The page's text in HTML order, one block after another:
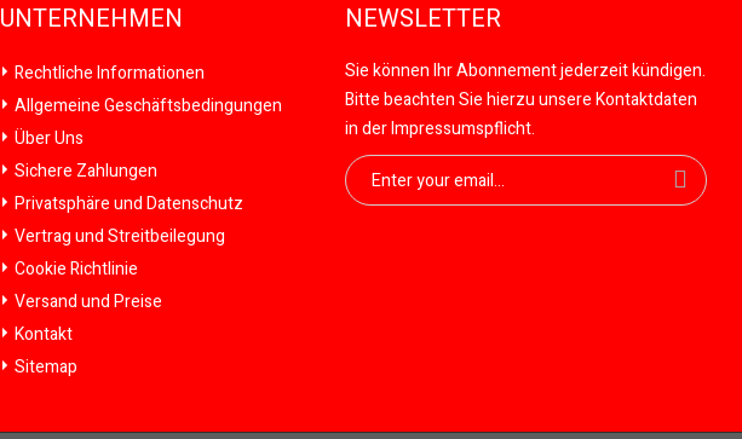
UNTERNEHMEN
Rechtliche Informationen
Allgemeine Geschäftsbedingungen
Über Uns
Sichere Zahlungen
Privatsphäre und Datenschutz
Vertrag und Streitbeilegung
Cookie Richtlinie
Versand und Preise
Kontakt
Sitemap
NEWSLETTER
Sie können Ihr Abonnement jederzeit kündigen.
Bitte beachten Sie hierzu unsere Kontaktdaten
in der Impressumspflicht.